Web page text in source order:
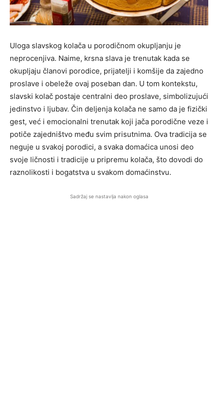
Uloga slavskog kolača u porodičnom okupljanju je
neprocenjiva. Naime, krsna slava je trenutak kada se
okupljaju članovi porodice, prijatelji i komšije da zajedno
proslave i obeleže ovaj poseban dan. U tom kontekstu,
slavski kolač postaje centralni deo proslave, simbolizujući
jedinstvo i ljubav. Čin deljenja kolača ne samo da je fizički
gest, već i emocionalni trenutak koji jača porodične veze i
potiče zajedništvo među svim prisutnima. Ova tradicija se
neguje u svakoj porodici, a svaka domaćica unosi deo
svoje ličnosti i tradicije u pripremu kolača, što dovodi do
raznolikosti i bogatstva u svakom domaćinstvu.
Sadržaj se nastavlja nakon oglasa